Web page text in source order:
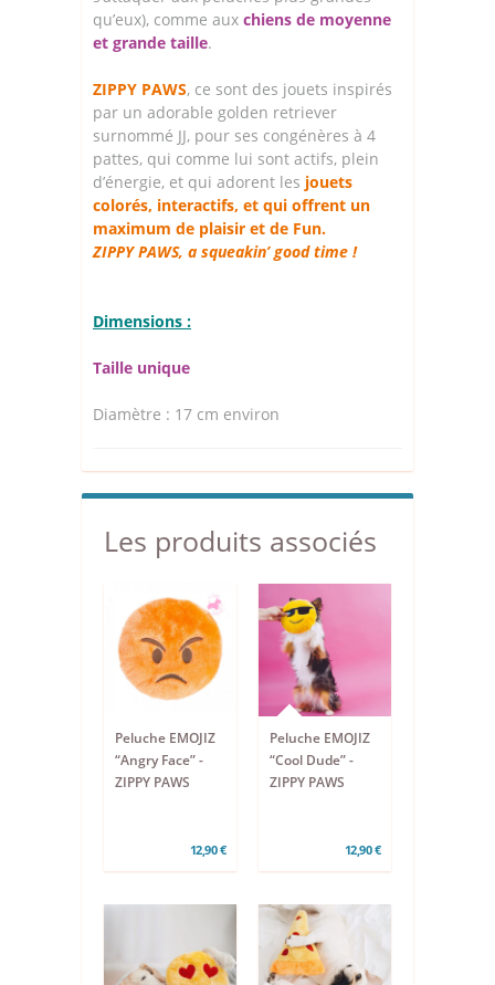
qu’eux), comme aux chiens de moyenne
et grande taille.
ZIPPY PAWS, ce sont des jouets inspirés
par un adorable golden retriever
surnommé JJ, pour ses congénères à 4
pattes, qui comme lui sont actifs, plein
d’énergie, et qui adorent les jouets
colorés, interactifs, et qui offrent un
maximum de plaisir et de Fun.
ZIPPY PAWS, a squeakin’ good time !
Dimensions :
Taille unique
Diamètre : 17 cm environ
Les produits associés
Peluche EMOJIZ
“Angry Face” -
ZIPPY PAWS
12,90 €
Peluche EMOJIZ
“Cool Dude” -
ZIPPY PAWS
12,90 €